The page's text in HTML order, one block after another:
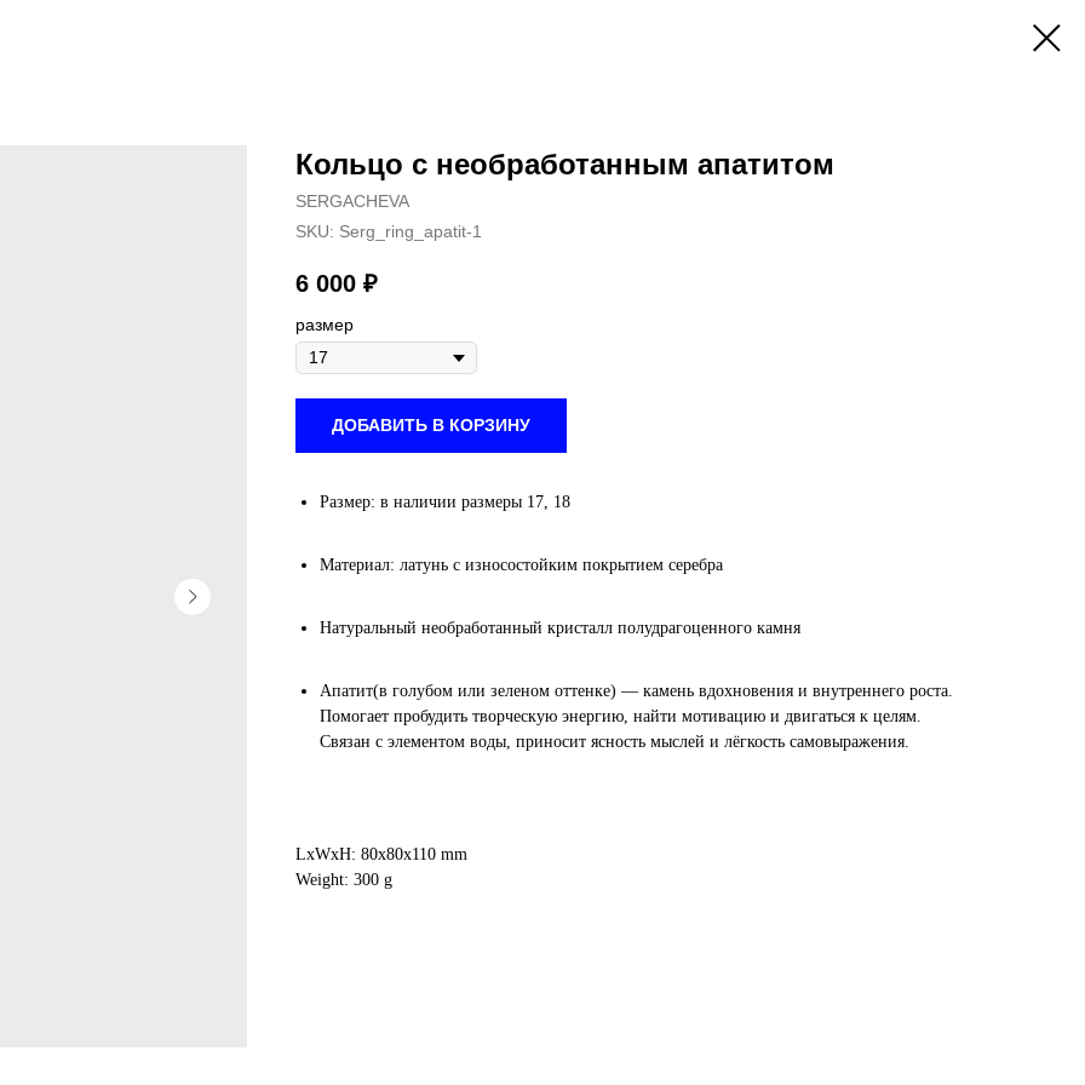
Кольцо с необработанным апатитом
SERGACHEVA
SKU: Serg_ring_apatit-1
6 000 ₽
размер
ДОБАВИТЬ В КОРЗИНУ
Размер: в наличии размеры 17, 18
Материал: латунь с износостойким покрытием серебра
Натуральный необработанный кристалл полудрагоценного камня
Апатит(в голубом или зеленом оттенке) — камень вдохновения и внутреннего роста.
Помогает пробудить творческую энергию, найти мотивацию и двигаться к целям.
Связан с элементом воды, приносит ясность мыслей и лёгкость самовыражения.
LxWxH: 80x80x110 mm
Weight: 300 g